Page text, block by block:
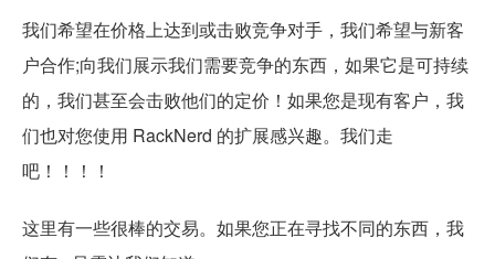
我们希望在价格上达到或击败竞争对手，我们希望与新客
户合作;向我们展示我们需要竞争的东西，如果它是可持续
的，我们甚至会击败他们的定价！如果您是现有客户，我
们也对您使用 RackNerd 的扩展感兴趣。我们走
吧！！！！
这里有一些很棒的交易。如果您正在寻找不同的东西，我